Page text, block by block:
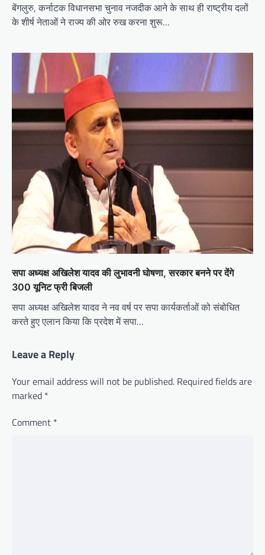
बेंगलुरु, कर्नाटक विधानसभा चुनाव नजदीक आने के साथ ही राष्ट्रीय दलों
के शीर्ष नेताओं ने राज्य की ओर रुख करना शुरू…
सपा अध्यक्ष अखिलेश यादव की लुभावनी घोषणा, सरकार बनने पर देंगे
300 यूनिट फ्री बिजली
सपा अध्यक्ष अखिलेश यादव ने नव वर्ष पर सपा कार्यकर्ताओं को संबोधित
करते हुए एलान किया कि प्रदेश में सपा…
Leave a Reply
Your email address will not be published. Required fields are
marked *
Comment *